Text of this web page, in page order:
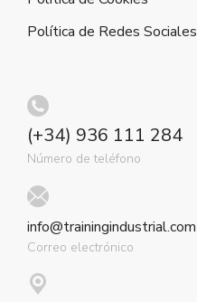
Política de Redes Sociales
(+34) 936 111 284
Número de teléfono
info@trainingindustrial.com
Correo electrónico